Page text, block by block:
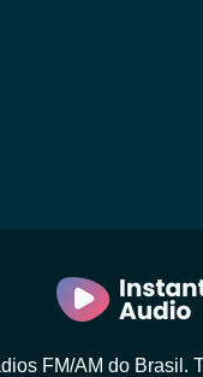
FM/AM do Brasil.